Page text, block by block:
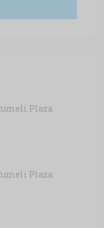
Plaza
Plaza